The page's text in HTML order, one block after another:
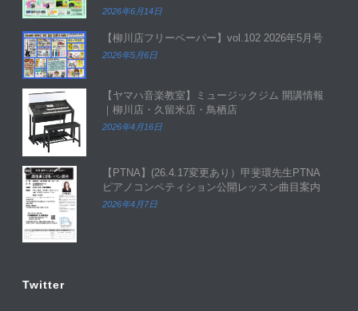
2026年6月14日
【柳川店フリーペーパー】vol.102 2026年5月号
2026年5月6日
【ヤマハ音楽教室】ミュージックジム 開講情報
｜柳川店・久留米店・鳥栖店
2026年4月16日
【PTNA】(26.4.17変更あり）甲斐環先生PTNA
ピアノコンペティション公開レッスン曲目案内
2026年4月7日
Twitter